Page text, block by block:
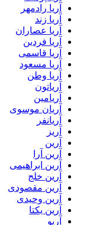
آریا رادمهر
آریا زند
آریا عصاران
آریا فردین
آریا قاسمی
آریا مسعود
آریا وطن
آریاتون
آریامین
آریان موسوی
آریانفر
آریز
آرین
آرین آرا
آرین ابراهیمی
آرین خلج
آرین مقصودی
آرین وحیدی
آرین یکتا
آریو